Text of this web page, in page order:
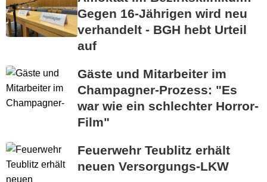
Gegen 16-Jährigen wird neu
verhandelt - BGH hebt Urteil
auf
Gäste und Mitarbeiter im
Champagner-Prozess: "Es
war wie ein schlechter Horror-
Film"
Feuerwehr Teublitz erhält
neuen Versorgungs-LKW